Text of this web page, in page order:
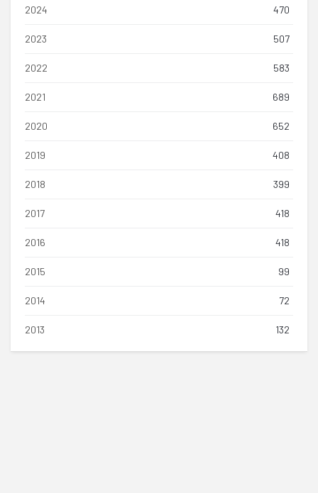
2024 470
2023 507
2022 583
2021 689
2020 652
2019 408
2018 399
2017 418
2016 418
2015 99
2014 72
2013 132